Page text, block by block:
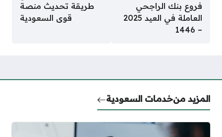
فروع بنك الراجحي
العاملة في العيد 2025
– 1446
طريقة تحديث منصة
قوى السعودية
المزيد منخدمات السعودية